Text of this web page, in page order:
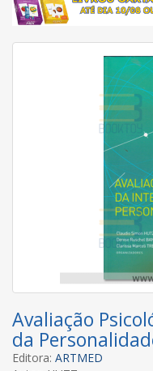
Avaliação
da
Editora: ARTMED